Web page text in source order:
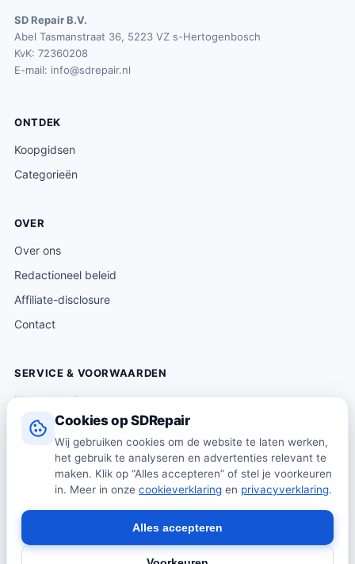
Cookies op SDRepair
Wij gebruiken cookies om de website te laten werken,
het gebruik te analyseren en advertenties relevant te
maken. Klik op “Alles accepteren” of stel je voorkeuren
in. Meer in onze cookieverklaring en privacyverklaring.
Alles accepteren
SD Repair B.V.
Abel Tasmanstraat 36, 5223 VZ s-Hertogenbosch
KvK: 72360208
E-mail: info@sdrepair.nl
ONTDEK
Koopgidsen
Categorieën
OVER
Over ons
Redactioneel beleid
Affiliate-disclosure
Contact
SERVICE & VOORWAARDEN
Klantenservice
Verzending & levering
Retourneren
Algemene voorwaarden